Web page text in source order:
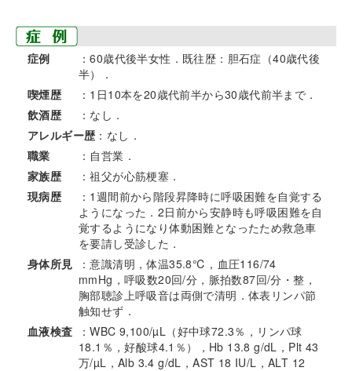
症例
：60歳代後半女性．既往歴：胆石症（40歳代後
半）．
喫煙歴
：1日10本を20歳代前半から30歳代前半まで．
飲酒歴
：なし．
アレルギー歴 ：なし．
職業
：自営業．
家族歴
：祖父が心筋梗塞．
現病歴
：1週間前から階段昇降時に呼吸困難を自覚する
ようになった．2日前から安静時も呼吸困難を自
覚するようになり体動困難となったため救急車
を要請し受診した．
身体所見
：意識清明，体温35.8℃，血圧116/74
mmHg，呼吸数20回/分，脈拍数87回/分・整，
胸部聴診上呼吸音は両側で清明．体表リンパ節
触知せず．
血液検査
：WBC 9,100/µL（好中球72.3％，リンパ球
18.1％，好酸球4.1％），Hb 13.8 g/dL，Plt 43
万/µL，Alb 3.4 g/dL，AST 18 IU/L，ALT 12